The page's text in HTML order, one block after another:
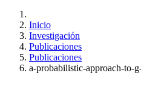
Inicio
Investigación
Publicaciones
Publicaciones
a-probabilistic-approach-to-